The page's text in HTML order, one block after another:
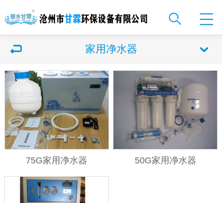
家用净水器
75G家用净水器 50G家用净水器